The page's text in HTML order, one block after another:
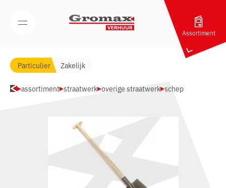
Open/Sluit mobiel menu
Assortiment
Particulier Zakelijk
assortiment straatwerk overige straatwerk schep